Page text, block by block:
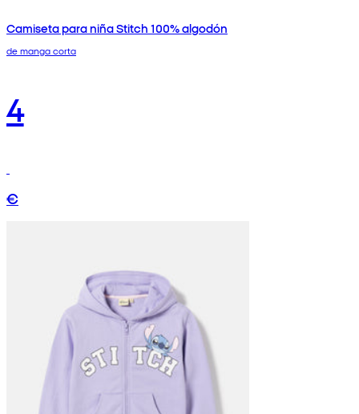
Camiseta para niña Stitch 100% algodón
de manga corta
4
€